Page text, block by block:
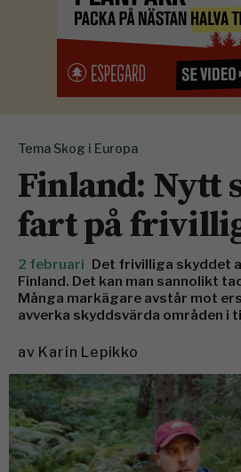
Tema Skog i Europa
Finland: Nytt
fart på
2 februari Det frivilliga skyddet
Finland. Det kan man sannolikt
Många markägare avstår mot
avverka skyddsvärda områden i
av Karin Lepikko